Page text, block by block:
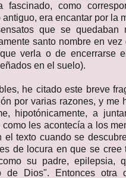
fascinado, como
era encantar por la
que se quedaban
santo nombre en
verla o de encerrarse
en el suelo).
he citado este breve
por varias razones, y me
hipotónicamente, a
les acontecía a los
el texto cuando se
de locura en que se cree
su padre, epilepsia,
de Dios". Entonces otra